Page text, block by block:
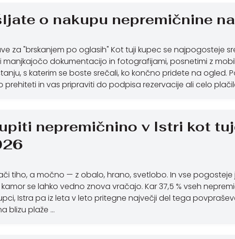
o nakupu nepremičnine
za "brskanjem po oglasih" Kot tuji kupec se najpogosteje
dokumentacijo in fotografijami, posnetimi z
s katerim se boste srečali, ko končno pridete na ogled.
prehiteti in vas pripraviti do podpisa rezervacije ali celo
nepremičnino v Istri kot
tiho, a močno — z obalo, hrano, svetlobo. In vse
kamor se lahko vedno znova vračajo. Kar 37,5 % vseh
Istra pa iz leta v leto pritegne največji del tega
blizu plaže …